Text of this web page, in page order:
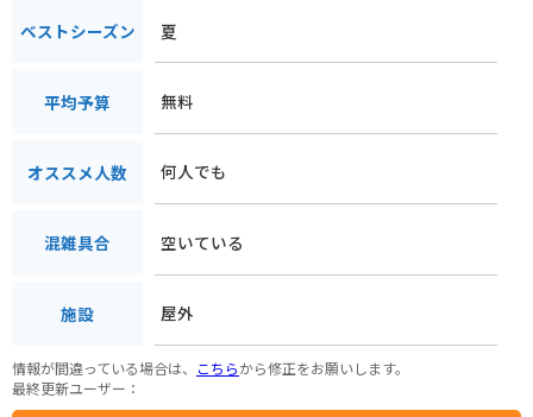
ベストシーズン 夏
平均予算 無料
オススメ人数 何人でも
混雑具合 空いている
施設 屋外
情報が間違っている場合は、 こちらから修正をお願いします。
最終更新ユーザー：